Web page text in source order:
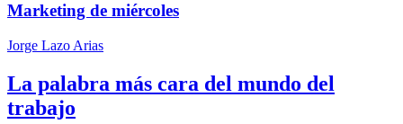
Marketing de miércoles
Jorge Lazo Arias
La palabra más cara del mundo del
trabajo